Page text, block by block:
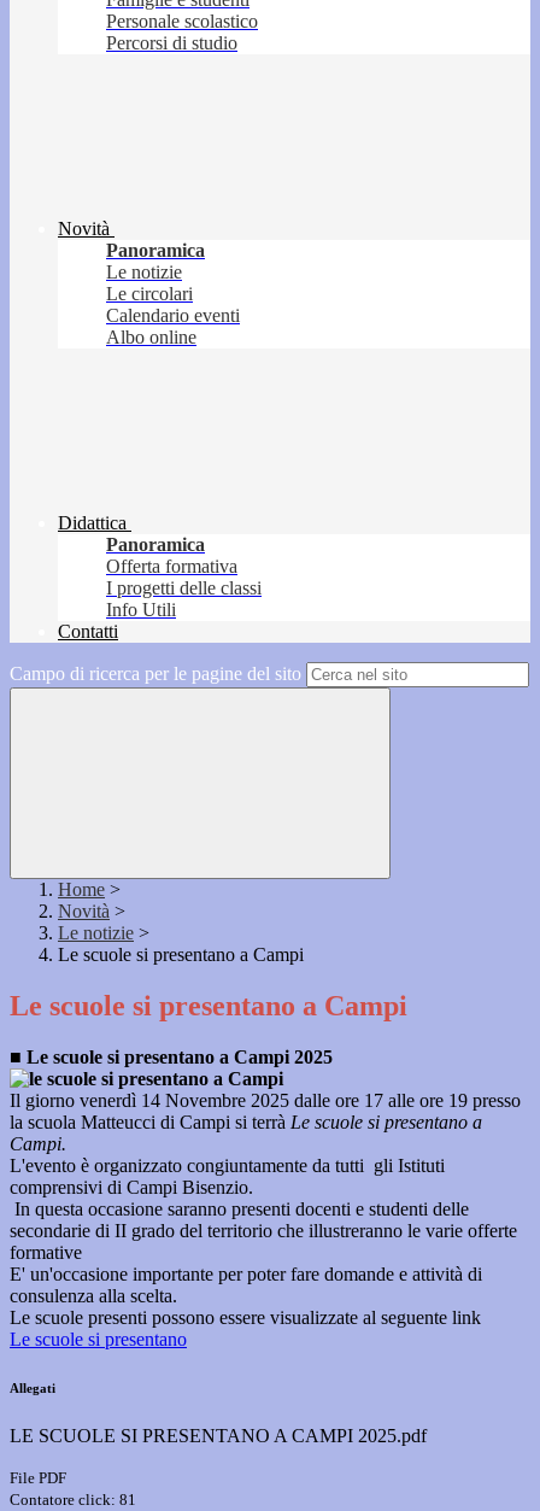
Personale scolastico
Percorsi di studio
Novità
Panoramica
Le notizie
Le circolari
Calendario eventi
Albo online
Didattica
Panoramica
Offerta formativa
I progetti delle classi
Info Utili
Contatti
Campo di ricerca per le pagine del sito
Home >
Novità >
Le notizie >
Le scuole si presentano a Campi
Le scuole si presentano a Campi
■ Le scuole si presentano a Campi 2025
Il giorno venerdì 14 Novembre 2025 dalle ore 17 alle ore 19 presso
la scuola Matteucci di Campi si terrà Le scuole si presentano a
Campi.
L'evento è organizzato congiuntamente da tutti gli Istituti
comprensivi di Campi Bisenzio.
In questa occasione saranno presenti docenti e studenti delle
secondarie di II grado del territorio che illustreranno le varie offerte
formative
E' un'occasione importante per poter fare domande e attività di
consulenza alla scelta.
Le scuole presenti possono essere visualizzate al seguente link
Le scuole si presentano
Allegati
LE SCUOLE SI PRESENTANO A CAMPI 2025.pdf
File PDF
Contatore click: 81